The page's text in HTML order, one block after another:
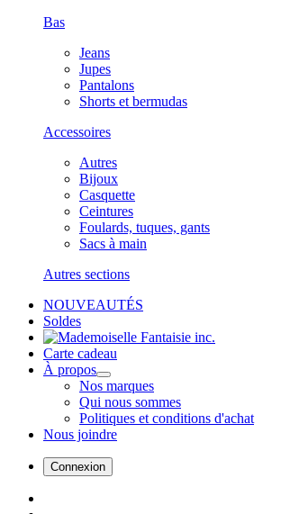
Bas
Jeans
Jupes
Pantalons
Shorts et bermudas
Accessoires
Autres
Bijoux
Casquette
Ceintures
Foulards, tuques, gants
Sacs à main
Autres sections
NOUVEAUTÉS
Soldes
Carte cadeau
À propos
Nos marques
Qui nous sommes
Politiques et conditions d'achat
Nous joindre
Connexion